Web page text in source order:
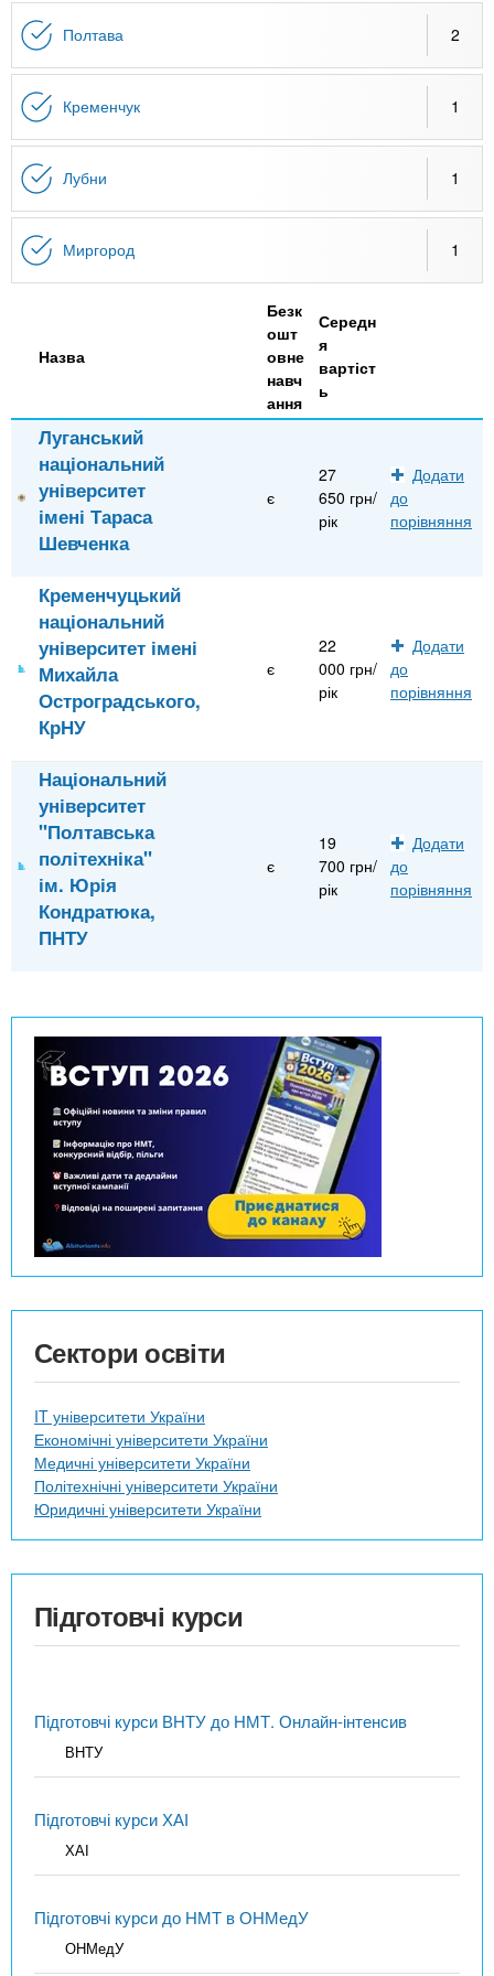
n
t
s
.
i
o
з
к
л
в
Онлайн курси
За кордоном
Полтава 2
Кременчук 1
Лубни 1
Миргород 1
Назва
Безк
ошт
овне
навч
ання
Середн
я
вартіст
ь
Луганський
національний
університет
імені Тараса
Шевченка
є
27
650 грн/
рік
Додати
до
порівняння
Кременчуцький
національний
університет імені
Михайла
Остроградського,
КрНУ
є
22
000 грн/
рік
Додати
до
порівняння
Національний
університет
"Полтавська
політехніка"
ім. Юрія
Кондратюка,
ПНТУ
є
19
700 грн/
рік
Додати
до
порівняння
Сектори освіти
IT університети України
Економічні університети України
Медичні університети України
Політехнічні університети України
Юридичні університети України
Підготовчі курси
Підготовчі курси ВНТУ до НМТ. Онлайн-інтенсив
ВНТУ
Підготовчі курси ХАІ
ХАІ
Підготовчі курси до НМТ в ОНМедУ
ОНМедУ